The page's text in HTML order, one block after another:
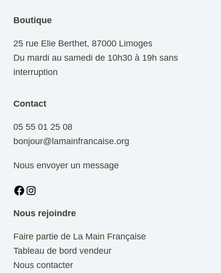
Boutique
25 rue Elie Berthet, 87000 Limoges
Du mardi au samedi de 10h30 à 19h sans
interruption
Contact
05 55 01 25 08
bonjour@lamainfrancaise.org
Nous envoyer un message
Facebook
Nous rejoindre
Faire partie de La Main Française
Tableau de bord vendeur
Nous contacter